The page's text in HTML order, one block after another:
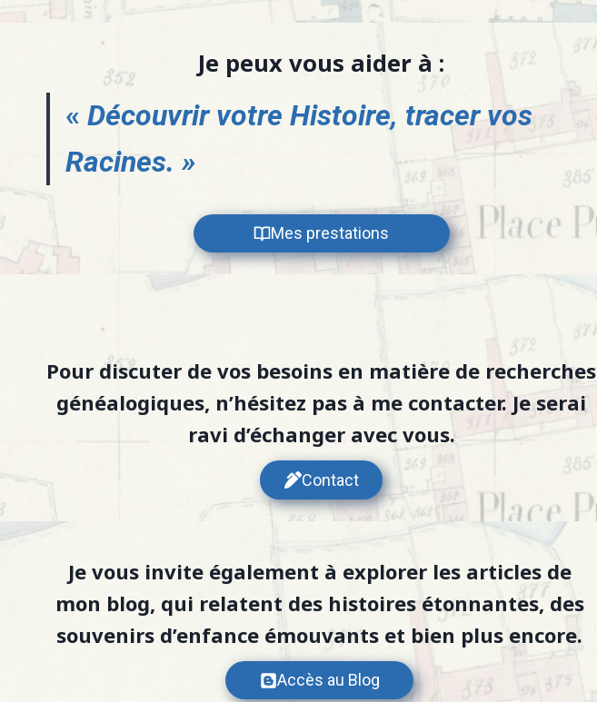
Je peux vous aider à :
« Découvrir votre Histoire, tracer vos
Racines. »
Mes prestations
Pour discuter de vos besoins en matière de recherches
généalogiques, n’hésitez pas à me contacter. Je serai
ravi d’échanger avec vous.
Contact
Je vous invite également à explorer les articles de
mon blog, qui relatent des histoires étonnantes, des
souvenirs d’enfance émouvants et bien plus encore.
Accès au Blog